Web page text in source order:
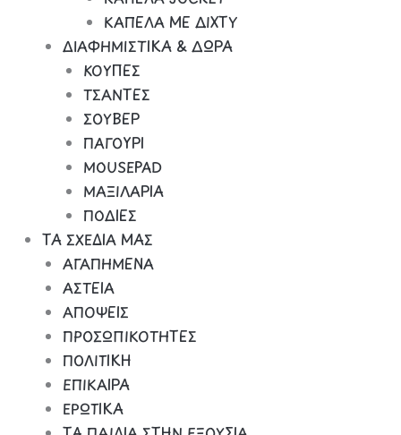
ΚΑΠΕΛΑ ΜΕ ΔΙΧΤΥ
ΔΙΑΦΗΜΙΣΤΙΚΑ & ΔΩΡΑ
ΚΟΥΠΕΣ
ΤΣΑΝΤΕΣ
ΣΟΥΒΕΡ
ΠΑΓΟΥΡΙ
MOUSEPAD
ΜΑΞΙΛΑΡΙΑ
ΠΟΔΙΕΣ
ΤΑ ΣΧΕΔΙΑ ΜΑΣ
ΑΓΑΠΗΜΕΝΑ
ΑΣΤΕΙΑ
ΑΠΟΨΕΙΣ
ΠΡΟΣΩΠΙΚΟΤΗΤΕΣ
ΠΟΛΙΤΙΚΗ
ΕΠΙΚΑΙΡΑ
ΕΡΩΤΙΚΑ